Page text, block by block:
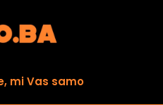
mi Vas samo